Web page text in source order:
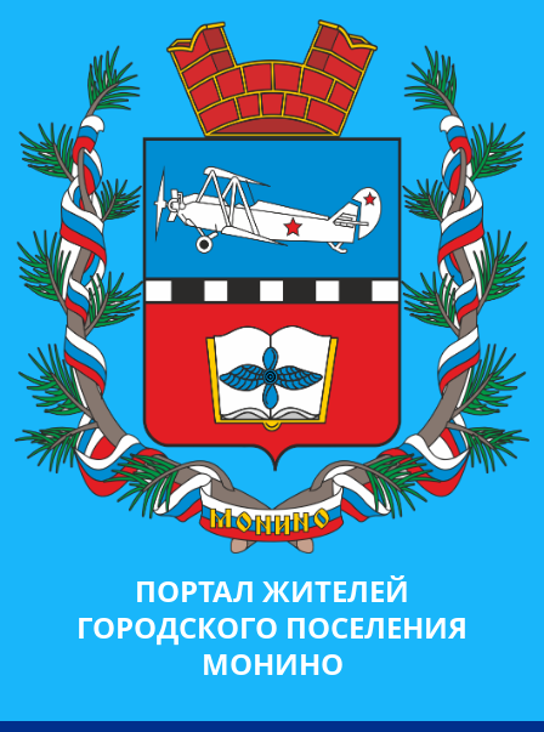
ПОРТАЛ ЖИТЕЛЕЙ
ГОРОДСКОГО ПОСЕЛЕНИЯ
МОНИНО